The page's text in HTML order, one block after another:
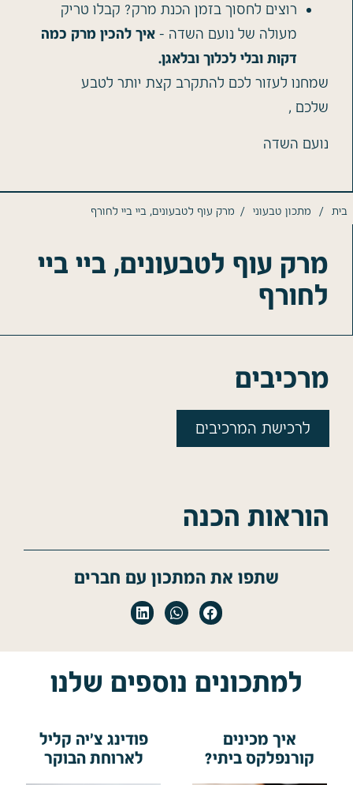
רוצים לחסוך בזמן הכנת מרק? קבלו טריק
מעולה של נועם השדה – איך להכין מרק כמה
דקות ובלי לכלוך ובלאגן.
שמחנו לעזור לכם להתקרב קצת יותר לטבע
שלכם ,
נועם השדה
בית / מתכון טבעוני / מרק עוף לטבעונים, ביי ביי לחורף
מרק עוף לטבעונים, ביי ביי
לחורף
מרכיבים
לרכישת המרכיבים
הוראות הכנה
שתפו את המתכון עם חברים
למתכונים נוספים שלנו
איך מכינים
קורנפלקס ביתי?
פודינג צ'יה קליל
לארוחת הבוקר